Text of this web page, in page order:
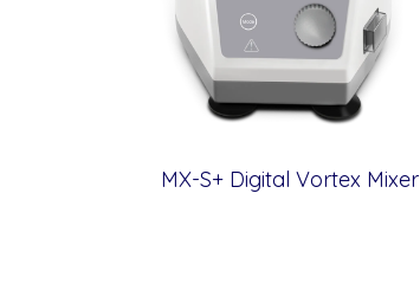
MX-S+ Digital Vortex Mixer